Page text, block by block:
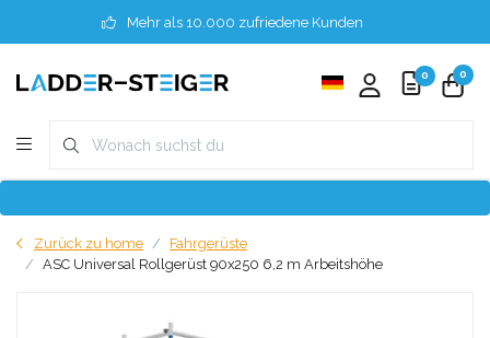
Mehr als 10.000 zufriedene Kunden
0 0
Zurück zu home
Fahrgerüste
ASC Universal Rollgerüst 90x250 6,2 m Arbeitshöhe